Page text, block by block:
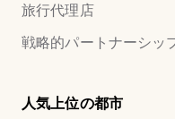
旅行代理店
戦略的パートナーシッ
人気上位の都市